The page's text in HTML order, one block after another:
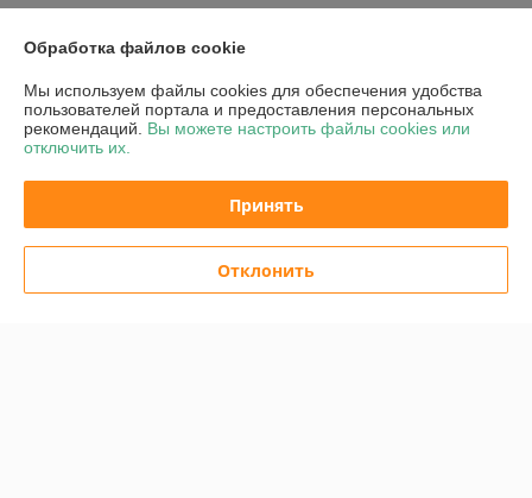
График работы
Полная версия сайта
Политика обработки cookies
Сайт создан на платформе Deal.by
Обработка файлов cookie
Мы используем файлы cookies для обеспечения удобства
пользователей портала и предоставления персональных
рекомендаций. Вы можете настроить файлы cookies или
отключить их.
Принять
Отклонить